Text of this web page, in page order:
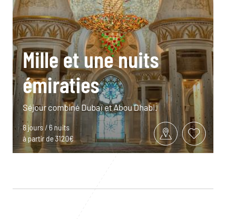
Mille et une nuits
émiraties
Séjour combiné Dubaï et Abou Dhabi.
8 jours / 6 nuits
à partir de 3120€